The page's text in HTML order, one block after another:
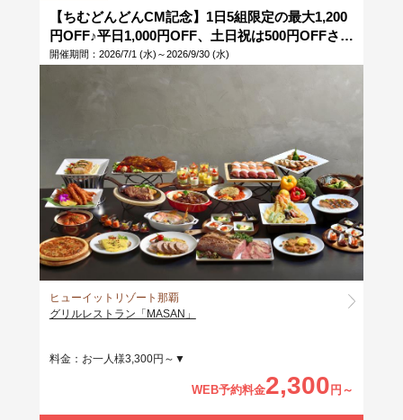
【ちむどんどんCM記念】1日5組限定の最大1,200
円OFF♪平日1,000円OFF、土日祝は500円OFFさら
に700円(税抜)相当のワンドリンク付きで最大
開催期間：2026/7/1 (水)～2026/9/30 (水)
ヒューイットリゾート那覇
グリルレストラン「MASAN」
料金：お一人様3,300円～▼
WEB予約料金2,300 円～